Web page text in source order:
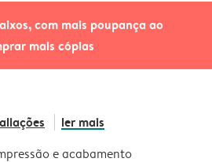
com mais poupança ao
mais cópias
ler mais
e acabamento